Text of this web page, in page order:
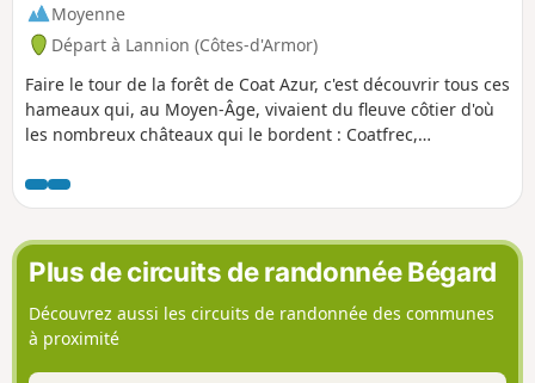
Moyenne
Départ à Lannion (Côtes-d'Armor)
Faire le tour de la forêt de Coat Azur, c'est découvrir tous ces
hameaux qui, au Moyen-Âge, vivaient du fleuve côtier d'où
les nombreux châteaux qui le bordent : Coatfrec,
continuent de se développer en regroupant les habitations
des gens qui travaillent à Lannion.
Plus de circuits de randonnée Bégard
Découvrez aussi les circuits de randonnée des communes
à proximité